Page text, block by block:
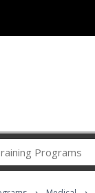
Career